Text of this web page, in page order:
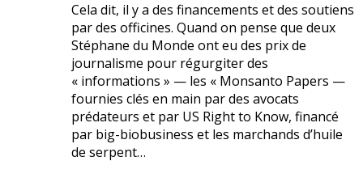
Cela dit, il y a des financements et des soutiens
par des officines. Quand on pense que deux
Stéphane du Monde ont eu des prix de
journalisme pour régurgiter des
« informations » — les « Monsanto Papers —
fournies clés en main par des avocats
prédateurs et par US Right to Know, financé
par big-biobusiness et les marchands d’huile
de serpent…